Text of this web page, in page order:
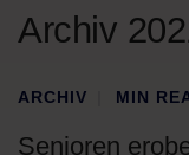
Archiv
ARCHIV MIN
Senioren